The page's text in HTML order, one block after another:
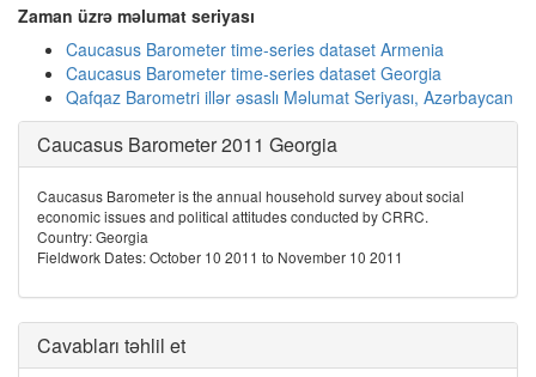
Zaman üzrə məlumat seriyası
Caucasus Barometer time-series dataset Armenia
Caucasus Barometer time-series dataset Georgia
Qafqaz Barometri illər əsaslı Məlumat Seriyası, Azərbaycan
Caucasus Barometer 2011 Georgia
Caucasus Barometer is the annual household survey about social
economic issues and political attitudes conducted by CRRC.
Country: Georgia
Fieldwork Dates: October 10 2011 to November 10 2011
Cavabları təhlil et